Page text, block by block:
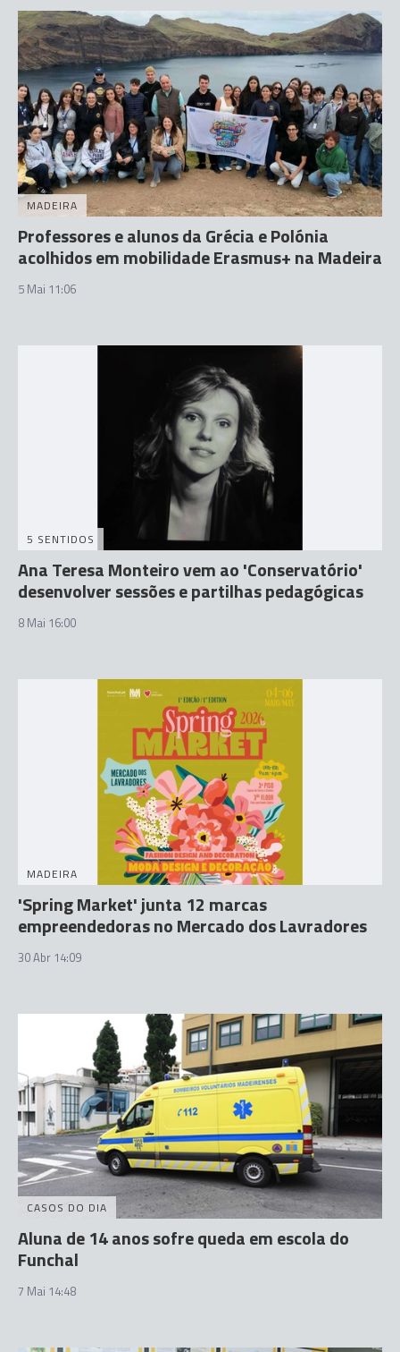
MADEIRA
Professores e alunos da Grécia e Polónia
acolhidos em mobilidade Erasmus+ na Madeira
5 Mai 11:06
5 SENTIDOS
Ana Teresa Monteiro vem ao 'Conservatório'
desenvolver sessões e partilhas pedagógicas
8 Mai 16:00
MADEIRA
'Spring Market' junta 12 marcas
empreendedoras no Mercado dos Lavradores
30 Abr 14:09
CASOS DO DIA
Aluna de 14 anos sofre queda em escola do
Funchal
7 Mai 14:48